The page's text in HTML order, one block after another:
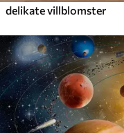
delikate villblomster